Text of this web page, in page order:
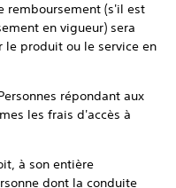
remboursement (s'il est
en vigueur) sera
le produit ou le service en
répondant aux
les frais d'accès à
à son entière
dont la conduite